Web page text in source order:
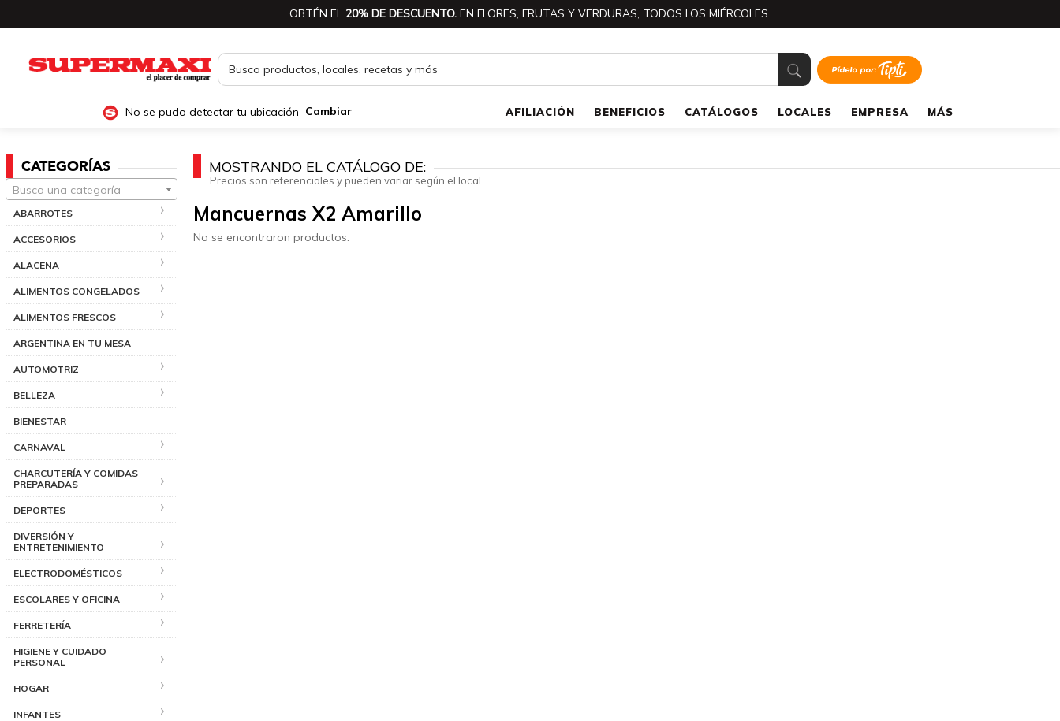
OBTÉN EL 20% DE DESCUENTO. EN FLORES, FRUTAS Y VERDURAS, TODOS LOS MIÉRCOLES.
No se pudo detectar tu ubicación Cambiar AFILIACIÓN BENEFICIOS CATÁLOGOS LOCALES EMPRESA MÁS
CATEGORÍAS
Busca una categoría
ABARROTES
ACCESORIOS
ALACENA
ALIMENTOS CONGELADOS
ALIMENTOS FRESCOS
ARGENTINA EN TU MESA
AUTOMOTRIZ
BELLEZA
BIENESTAR
CARNAVAL
CHARCUTERÍA Y COMIDAS
PREPARADAS
DEPORTES
DIVERSIÓN Y
ENTRETENIMIENTO
ELECTRODOMÉSTICOS
ESCOLARES Y OFICINA
FERRETERÍA
HIGIENE Y CUIDADO
PERSONAL
HOGAR
INFANTES
MOSTRANDO EL CATÁLOGO DE:
Precios son referenciales y pueden variar según el local.
Mancuernas X2 Amarillo
No se encontraron productos.